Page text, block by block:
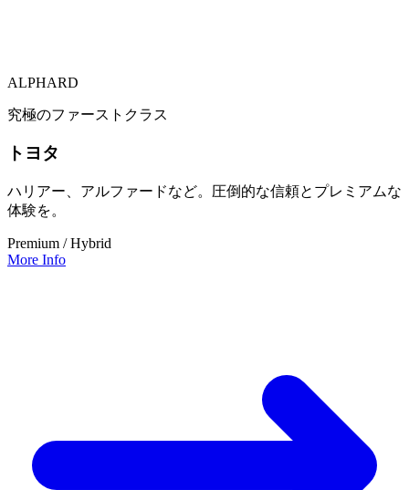
ALPHARD
究極のファーストクラス
トヨタ
ハリアー、アルファードなど。圧倒的な信頼とプレミアムな
体験を。
Premium / Hybrid
More Info